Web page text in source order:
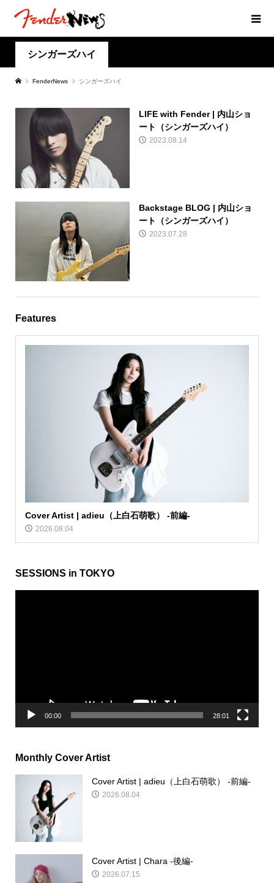
シンガーズハイ
FenderNews シンガーズハイ
LIFE with Fender | 内山ショ
ート（シンガーズハイ）
2023.08.14
Backstage BLOG | 内山ショ
ート（シンガーズハイ）
2023.07.28
Features
Cover Artist | adieu（上白石萌歌） -前編-
2026.08.04
SESSIONS in TOKYO
00:00 28:01
Monthly Cover Artist
Cover Artist | adieu（上白石萌歌） -前編-
2026.08.04
Cover Artist | Chara -後編-
2026.07.15